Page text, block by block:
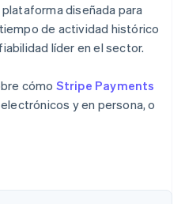
diseñada para
de actividad histórico
líder en el sector.
cómo Stripe Payments
y en persona, o